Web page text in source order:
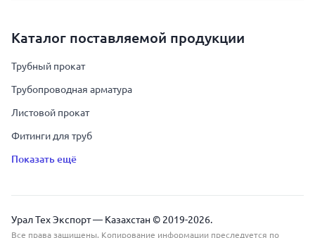
Каталог поставляемой продукции
Трубный прокат
Трубопроводная арматура
Листовой прокат
Фитинги для труб
Показать ещё
Урал Тех Экспорт — Казахстан © 2019-2026.
Все права защищены. Копирование информации преследуется по